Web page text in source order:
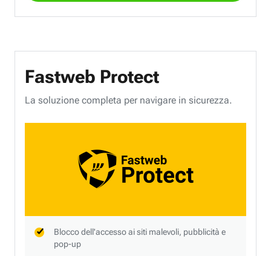
Fastweb Protect
La soluzione completa per navigare in sicurezza.
Blocco dell'accesso ai siti malevoli, pubblicità e
pop-up